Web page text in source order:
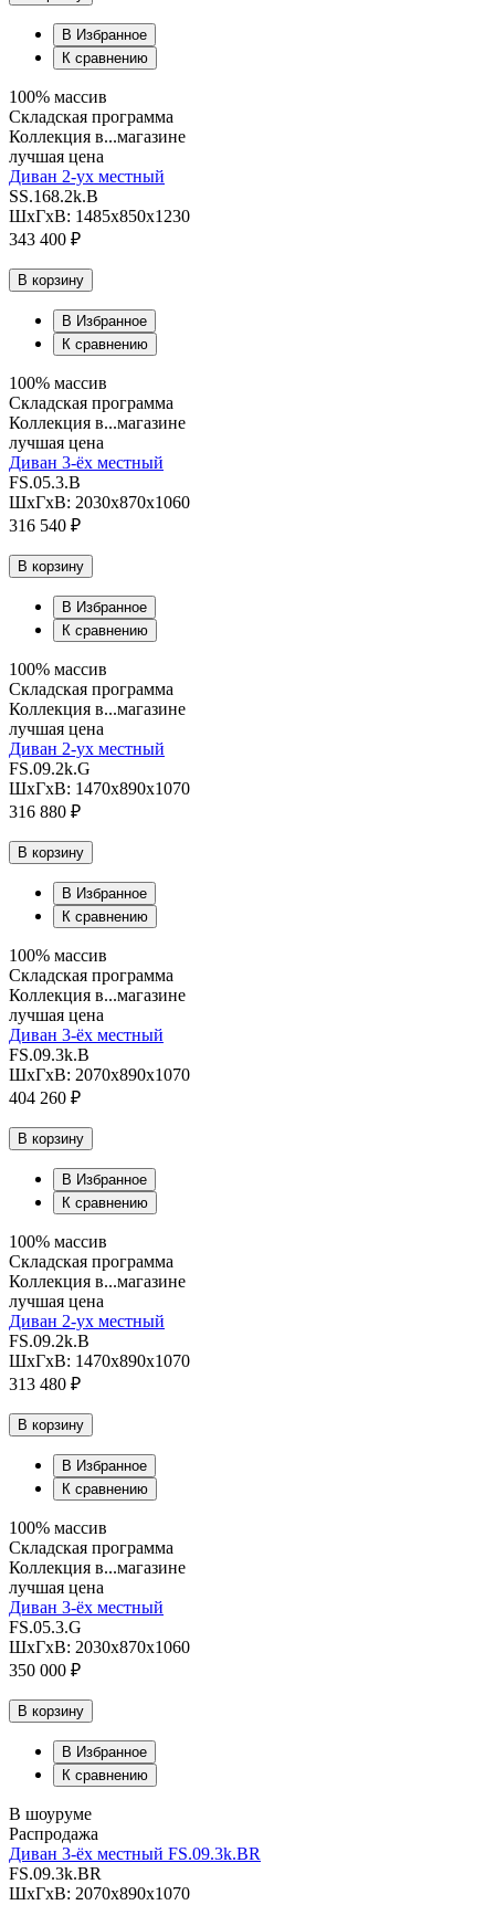
В Избранное
К сравнению
100% массив
Складская программа
Коллекция в...магазине
лучшая цена
Диван 2-ух местный
SS.168.2k.B
ШхГхВ: 1485х850х1230
343 400 ₽
В корзину
В Избранное
К сравнению
100% массив
Складская программа
Коллекция в...магазине
лучшая цена
Диван 3-ёх местный
FS.05.3.B
ШхГхВ: 2030х870х1060
316 540 ₽
В корзину
В Избранное
К сравнению
100% массив
Складская программа
Коллекция в...магазине
лучшая цена
Диван 2-ух местный
FS.09.2k.G
ШхГхВ: 1470х890х1070
316 880 ₽
В корзину
В Избранное
К сравнению
100% массив
Складская программа
Коллекция в...магазине
лучшая цена
Диван 3-ёх местный
FS.09.3k.B
ШхГхВ: 2070х890х1070
404 260 ₽
В корзину
В Избранное
К сравнению
100% массив
Складская программа
Коллекция в...магазине
лучшая цена
Диван 2-ух местный
FS.09.2k.B
ШхГхВ: 1470х890х1070
313 480 ₽
В корзину
В Избранное
К сравнению
100% массив
Складская программа
Коллекция в...магазине
лучшая цена
Диван 3-ёх местный
FS.05.3.G
ШхГхВ: 2030х870х1060
350 000 ₽
В корзину
В Избранное
К сравнению
В шоуруме
Распродажа
Диван 3-ёх местный FS.09.3k.BR
FS.09.3k.BR
ШхГхВ: 2070х890х1070